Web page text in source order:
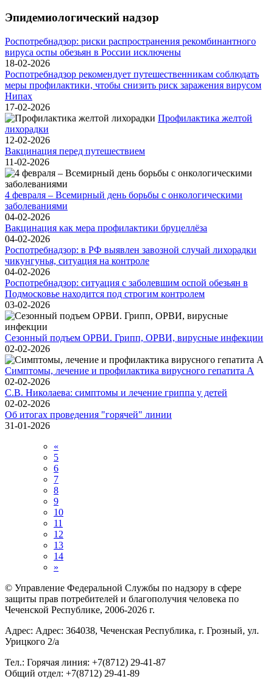
Эпидемиологический надзор
Роспотребнадзор: риски распространения рекомбинантного
вируса оспы обезьян в России исключены
18-02-2026
Роспотребнадзор рекомендует путешественникам соблюдать
меры профилактики, чтобы снизить риск заражения вирусом
Нипах
17-02-2026
Профилактика желтой
лихорадки
12-02-2026
Вакцинация перед путешествием
11-02-2026
4 февраля – Всемирный день борьбы с онкологическими
заболеваниями
04-02-2026
Вакцинация как мера профилактики бруцеллёза
04-02-2026
Роспотребнадзор: в РФ выявлен завозной случай лихорадки
чикунгунья, ситуация на контроле
04-02-2026
Роспотребнадзор: ситуация с заболевшим оспой обезьян в
Подмосковье находится под строгим контролем
03-02-2026
Сезонный подъем ОРВИ. Грипп, ОРВИ, вирусные инфекции
02-02-2026
Симптомы, лечение и профилактика вирусного гепатита А
02-02-2026
С.В. Николаева: симптомы и лечение гриппа у детей
02-02-2026
Об итогах проведения "горячей" линии
31-01-2026
«
5
6
7
8
9
10
11
12
13
14
»
© Управление Федеральной Службы по надзору в сфере
защиты прав потребителей и благополучия человека по
Чеченской Республике, 2006-2026 г.
Адрес: Адрес: 364038, Чеченская Республика, г. Грозный, ул.
Урицкого 2/а
Тел.: Горячая линия: +7(8712) 29-41-87
Общий отдел: +7(8712) 29-41-89